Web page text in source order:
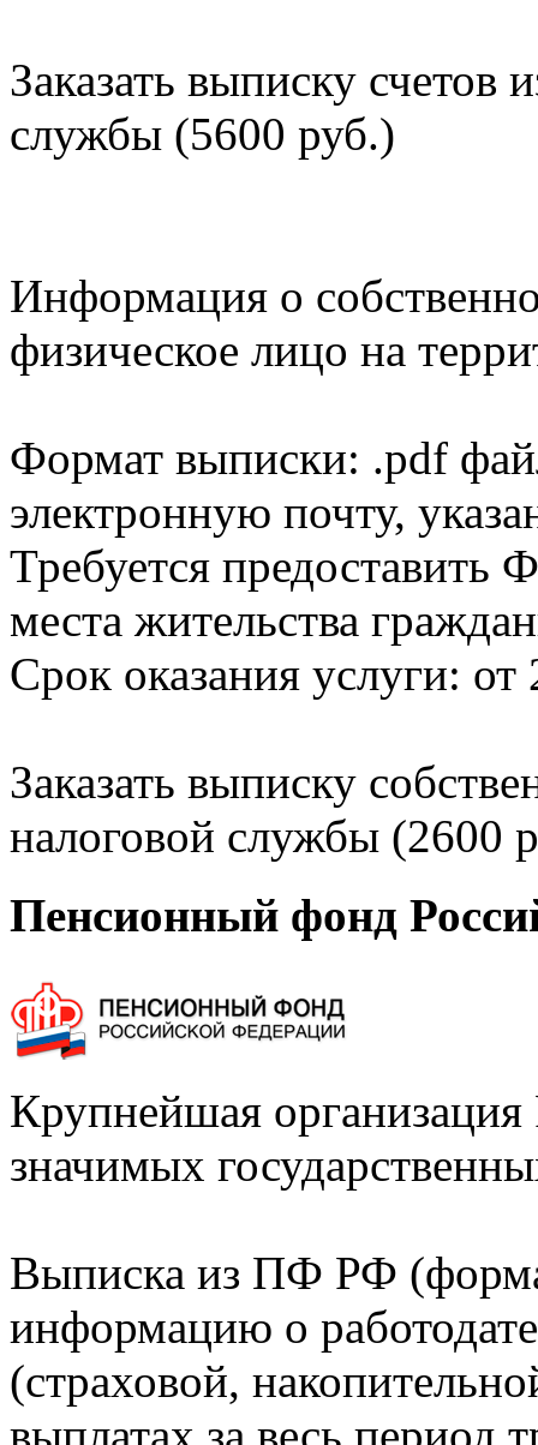
Заказать выписку счетов
службы (5600 руб.)
Информация о
физическое лицо на
Формат выписки: .pdf
электронную почту,
Требуется
места жительства
Срок оказания услуги: от
Заказать выписку
налоговой службы (2600
Пенсионный фонд
Крупнейшая
значимых
Выписка из ПФ РФ
информацию о
(страховой,
выплатах за весь период